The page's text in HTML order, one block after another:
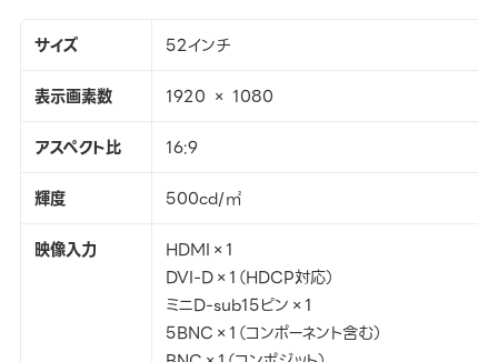
サイズ
52インチ
表示画素数
1920 × 1080
アスペクト比
16:9
輝度
500cd/㎡
映像入力
HDMI×1
DVI-D×1（HDCP対応）
ミニD-sub15ピン×1
5BNC×1（コンポーネント含む）